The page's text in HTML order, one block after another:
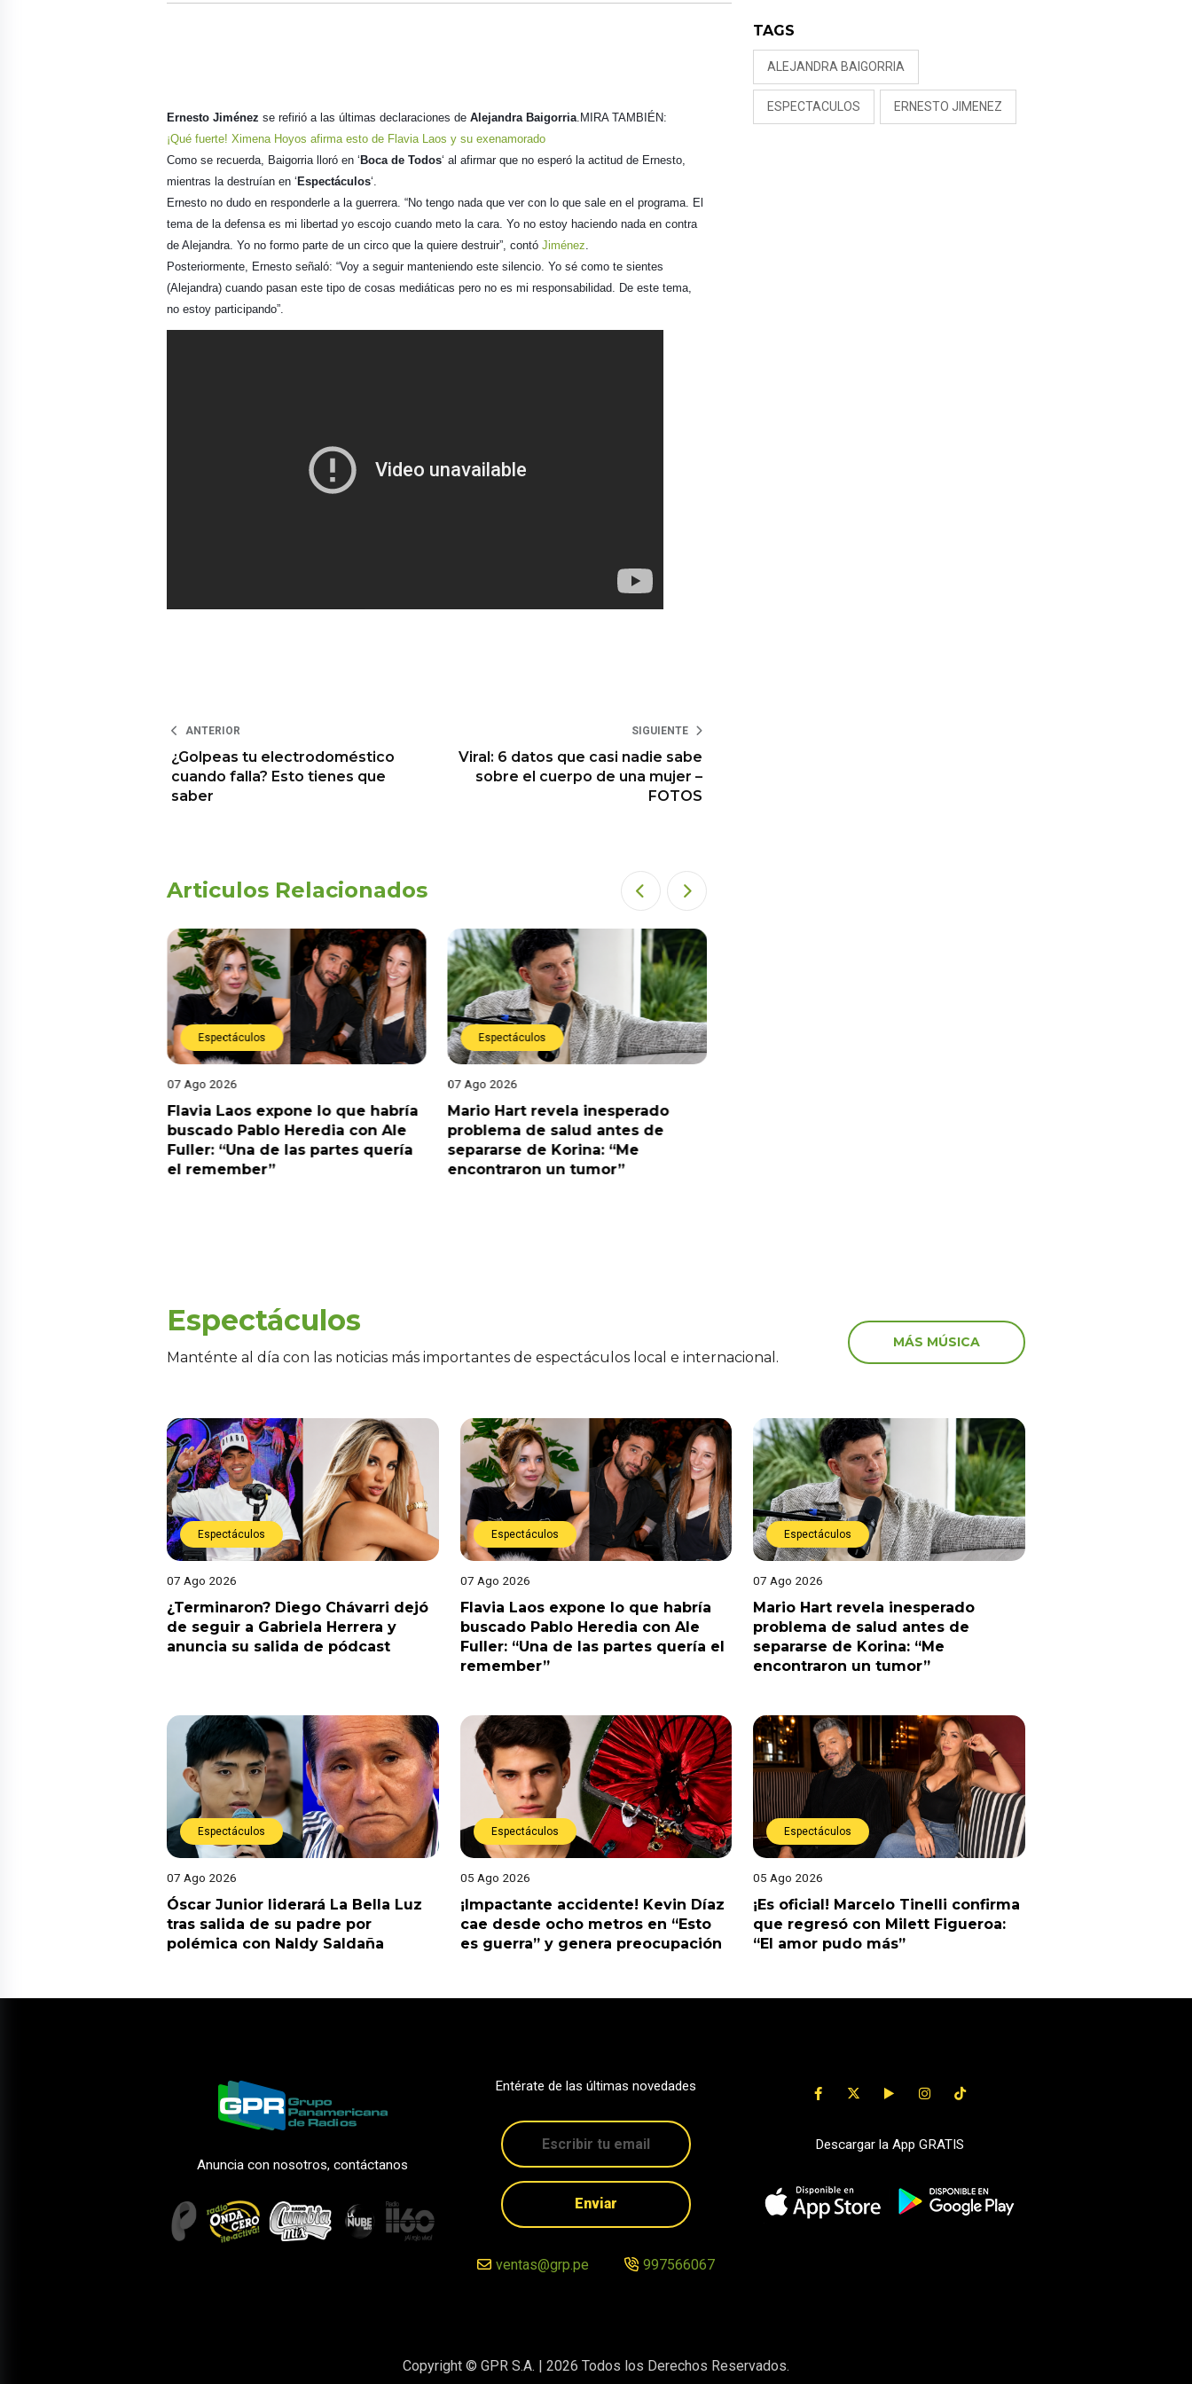
Ernesto Jiménez se refirió a las últimas declaraciones de Alejandra Baigorria. MIRA TAMBIÉN:
¡Qué fuerte! Ximena Hoyos afirma esto de Flavia Laos y su exenamorado
Como se recuerda, Baigorria lloró en ‘ Boca de Todos‘ al afirmar que no esperó la actitud de Ernesto,
mientras la destruían en ‘ Espectáculos‘.
Ernesto no dudo en responderle a la guerrera. “No tengo nada que ver con lo que sale en el programa. El
tema de la defensa es mi libertad yo escojo cuando meto la cara. Yo no estoy haciendo nada en contra
de Alejandra. Yo no formo parte de un circo que la quiere destruir”, contó Jiménez.
Posteriormente, Ernesto señaló: “Voy a seguir manteniendo este silencio. Yo sé como te sientes
(Alejandra) cuando pasan este tipo de cosas mediáticas pero no es mi responsabilidad. De este tema,
no estoy participando”.
ANTERIOR
¿Golpeas tu electrodoméstico
cuando falla? Esto tienes que
saber
SIGUIENTE
Viral: 6 datos que casi nadie sabe
sobre el cuerpo de una mujer –
FOTOS
Articulos Relacionados
Espectáculos
07 Ago 2026
Flavia Laos expone lo que habría
buscado Pablo Heredia con Ale
Fuller: “Una de las partes quería
el remember”
Espectáculos
07 Ago 2026
Mario Hart revela inesperado
problema de salud antes de
separarse de Korina: “Me
encontraron un tumor”
TAGS
ALEJANDRA BAIGORRIA
ESPECTACULOS ERNESTO JIMENEZ
Espectáculos
Manténte al día con las noticias más importantes de espectáculos local e internacional.
MÁS MÚSICA
Espectáculos
07 Ago 2026
¿Terminaron? Diego Chávarri dejó
de seguir a Gabriela Herrera y
anuncia su salida de pódcast
Espectáculos
07 Ago 2026
Flavia Laos expone lo que habría
buscado Pablo Heredia con Ale
Fuller: “Una de las partes quería el
remember”
Espectáculos
07 Ago 2026
Mario Hart revela inesperado
problema de salud antes de
separarse de Korina: “Me
encontraron un tumor”
Espectáculos
07 Ago 2026
Óscar Junior liderará La Bella Luz
tras salida de su padre por
polémica con Naldy Saldaña
Espectáculos
05 Ago 2026
¡Impactante accidente! Kevin Díaz
cae desde ocho metros en “Esto
es guerra” y genera preocupación
Espectáculos
05 Ago 2026
¡Es oficial! Marcelo Tinelli confirma
que regresó con Milett Figueroa:
“El amor pudo más”
Anuncia con nosotros, contáctanos
Entérate de las últimas novedades
Enviar
ventas@grp.pe 997566067
Descargar la App GRATIS
Copyright © GPR S.A. | 2026 Todos los Derechos Reservados.